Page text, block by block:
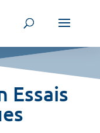
Essais